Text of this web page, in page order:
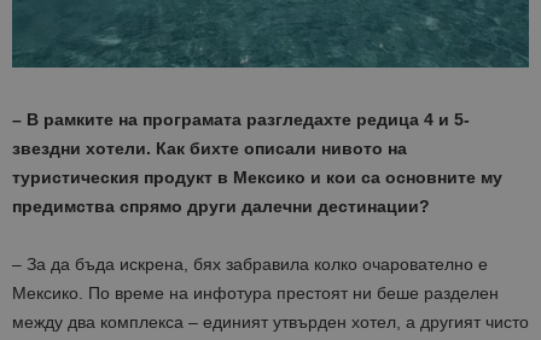
– В рамките на програмата разгледахте редица 4 и 5-
звездни хотели. Как бихте описали нивото на
туристическия продукт в Мексико и кои са основните му
предимства спрямо други далечни дестинации?
– За да бъда искрена, бях забравила колко очарователно е
Мексико. По време на инфотура престоят ни беше разделен
между два комплекса – единият утвърден хотел, а другият чисто